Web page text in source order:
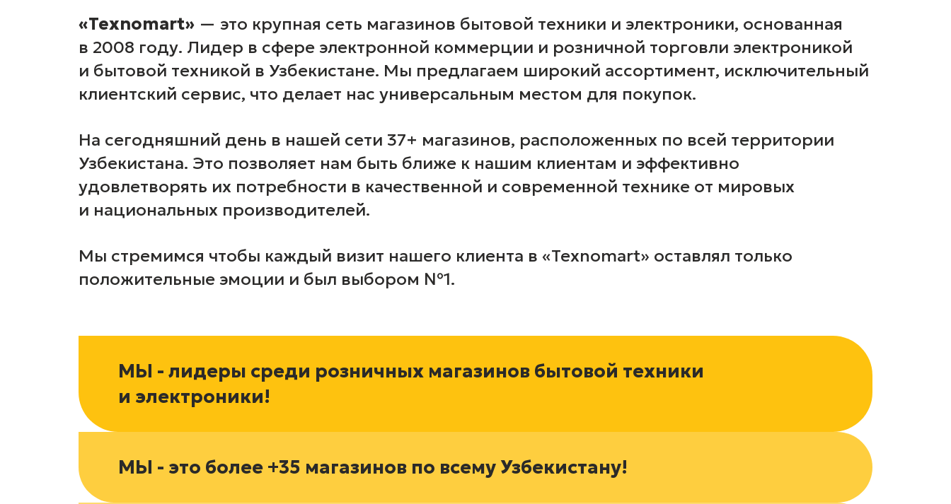
«Texnomart» — это крупная сеть магазинов бытовой техники и электроники, основанная
в 2008 году. Лидер в сфере электронной коммерции и розничной торговли электроникой
и бытовой техникой в Узбекистане. Мы предлагаем широкий ассортимент, исключительный
клиентский сервис, что делает нас универсальным местом для покупок.
На сегодняшний день в нашей сети 37+ магазинов, расположенных по всей территории
Узбекистана. Это позволяет нам быть ближе к нашим клиентам и эффективно
удовлетворять их потребности в качественной и современной технике от мировых
и национальных производителей.
Мы стремимся чтобы каждый визит нашего клиента в «Texnomart» оставлял только
положительные эмоции и был выбором №1.
МЫ - лидеры среди розничных магазинов бытовой техники
и электроники!
МЫ - это более +35 магазинов по всему Узбекистану!